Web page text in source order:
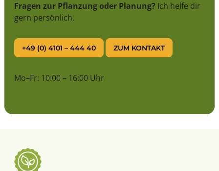
Fragen zur Pflanzung oder Planung? Ich helfe dir
gern persönlich.
+49 (0) 4101 – 444 40 ZUM KONTAKT
Mo–Fr: 10:00 – 16:00 Uhr